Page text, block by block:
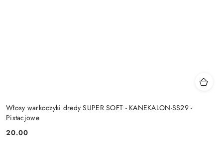
Włosy warkoczyki dredy SUPER SOFT - KANEKALON-SS29 -
Pistacjowe
Cena:
20.00